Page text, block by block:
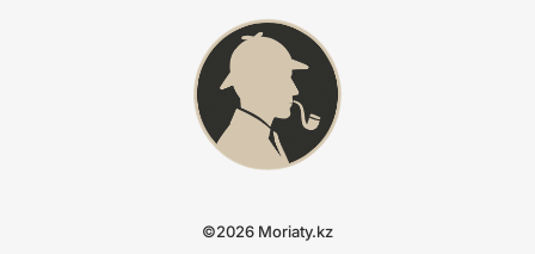
©2026 Moriaty.kz